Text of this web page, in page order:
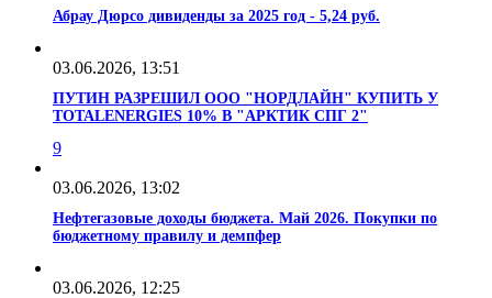
Абрау Дюрсо дивиденды за 2025 год - 5,24 руб.
03.06.2026, 13:51
ПУТИН РАЗРЕШИЛ ООО "НОРДЛАЙН" КУПИТЬ У
TOTALENERGIES 10% В "АРКТИК СПГ 2"
9
03.06.2026, 13:02
Нефтегазовые доходы бюджета. Май 2026. Покупки по
бюджетному правилу и демпфер
03.06.2026, 12:25